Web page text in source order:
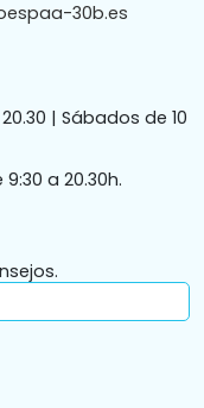
30b.es
| Sábados de 10
a 20.30h.